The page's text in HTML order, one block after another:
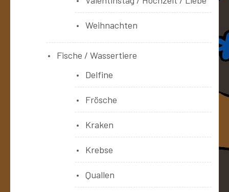
Weihnachten
Fische / Wassertiere
Delfine
Frösche
Kraken
Krebse
Quallen